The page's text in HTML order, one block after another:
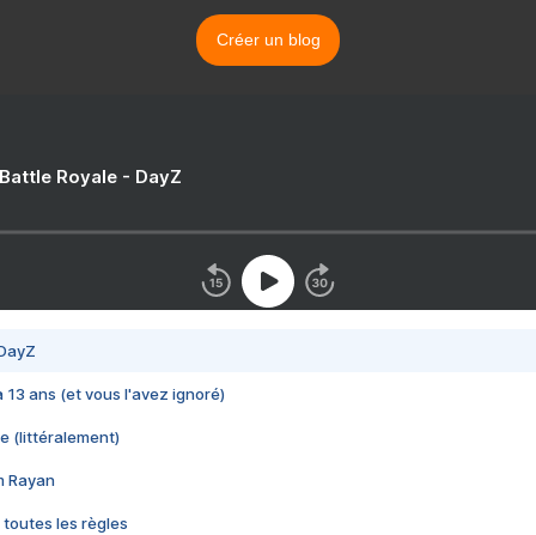
Créer un blog
Royale - DayZ
13 ans (et vous l'avez ignoré)
(littéralement)
Rayan
toutes les règles